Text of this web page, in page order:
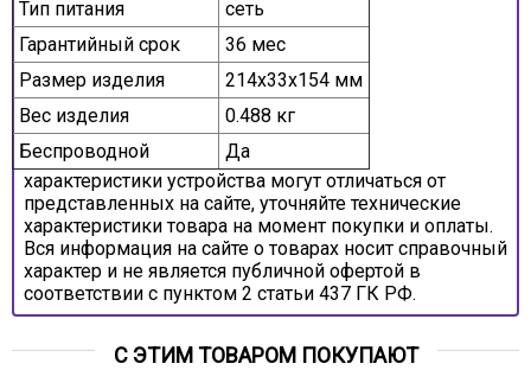
Тип питания
сеть
Гарантийный срок
36 мес
Размер изделия
214x33x154 мм
Вес изделия
0.488 кг
Беспроводной
Да
характеристики устройства могут отличаться от
представленных на сайте, уточняйте технические
характеристики товара на момент покупки и оплаты.
Вся информация на сайте о товарах носит справочный
характер и не является публичной офертой в
соответствии с пунктом 2 статьи 437 ГК РФ.
С ЭТИМ ТОВАРОМ ПОКУПАЮТ